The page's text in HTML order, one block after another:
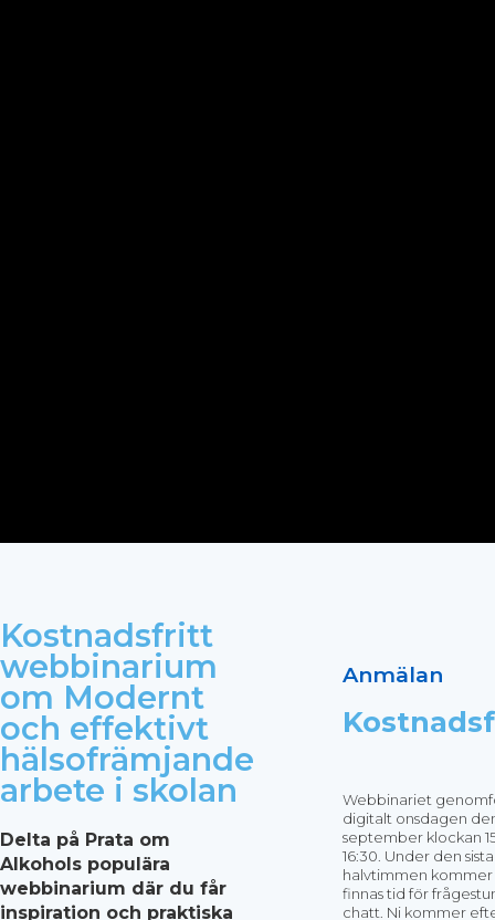
Kostnadsfritt
webbinarium
om Modernt
och effektivt
hälsofrämjande
arbete i skolan
Delta på Prata om
Alkohols populära
webbinarium där du får
inspiration och praktiska
Anmälan
Webbinariet
digitalt onsdagen
september klockan
16:30. Under den sista
halvtimmen
finnas tid för
chatt. Ni kommer